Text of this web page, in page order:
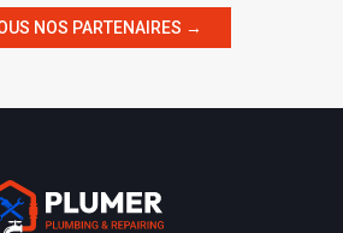
NOS PARTENAIRES →